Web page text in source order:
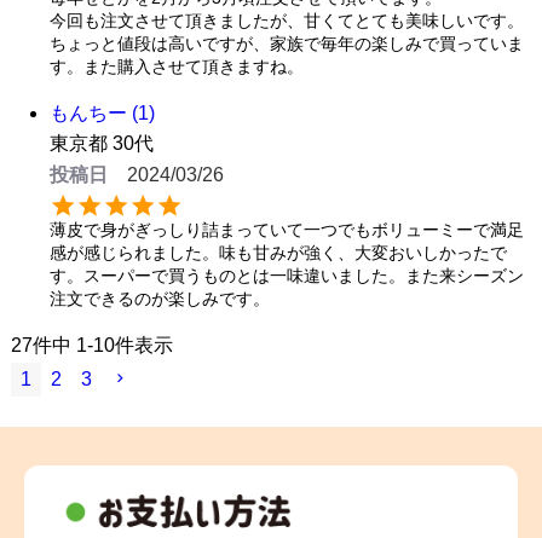
今回も注文させて頂きましたが、甘くてとても美味しいです。
ちょっと値段は高いですが、家族で毎年の楽しみで買っていま
す。また購入させて頂きますね。
もんちー 1
東京都 30代
投稿日
2024/03/26
薄皮で身がぎっしり詰まっていて一つでもボリューミーで満足
感が感じられました。味も甘みが強く、大変おいしかったで
す。スーパーで買うものとは一味違いました。また来シーズン
注文できるのが楽しみです。
27件中 1-10件表示
1
2 3